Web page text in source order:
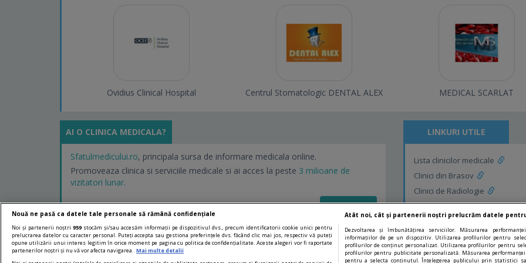
Ovidius Clinical Hospital Centrul Stomatologic DENTAL ALEX MEDICAL SCARLAT
AI O CLINICA MEDICALA?
Sfatulmedicului.ro, principala sursa de informare medicala online.
Promoveaza clinica si serviciile medicale si ai acces la peste 3 milioane de
vizitatori lunar.
Vezi detalii!
LINKURI UTILE
Lista clinicilor medicale
Clinici din Brasov
Clinici de Radiologie
Clinici de Radiologie din Brasov
Nouă ne pasă ca datele tale personale să rămână confidențiale
Noi și partenerii noștri 959stocăm și/sau accesăm informații pe dispozitivul dvs., precum identificatorii cookie unici pentru
prelucrarea datelor cu caracter personal. Puteți accepta sau gestiona preferințele dvs. făcând clic mai jos, respectiv vă puteți
opune utilizării unui interes legitim în orice moment pe pagina cu politica de confidențialitate. Aceste alegeri vor fi raportate
partenerilor noștri și nu vă vor afecta navigarea. Mai multe detalii
Atât noi, cât și partenerii noștri prelucrăm datele
Dezvoltarea și îmbunătățirea serviciilor. Măsurarea
informațiilor de pe un dispozitiv. Utilizarea profilurilor pentru
profilurilor de conținut personalizat. Utilizarea profilurilor pentru
profilurilor pentru publicitate personalizată. Măsurarea
pentru a selecta conținutul. Înțelegerea publicului prin statistici